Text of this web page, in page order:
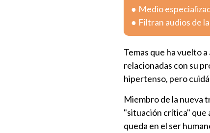
Medio
Filtran audios de
Temas que ha vuelto
relacionadas con su
hipertenso, pero
Miembro de la nueva
"situación crítica" que
queda en el ser